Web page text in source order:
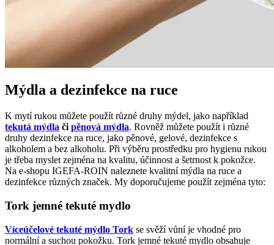
Mýdla a dezinfekce na ruce
K mytí rukou můžete použít různé druhy mýdel, jako například
tekutá mýdla či pěnová mýdla. Rovněž můžete použít i různé
druhy dezinfekce na ruce, jako pěnové, gelové, dezinfekce s
alkoholem a bez alkoholu. Při výběru prostředku pro hygienu rukou
je třeba myslet zejména na kvalitu, účinnost a šetrnost k pokožce.
Na e-shopu IGEFA-ROIN naleznete kvalitní mýdla na ruce a
dezinfekce různých značek. My doporučujeme použít zejména tyto:
Tork jemné tekuté mydlo
Víceúčelové tekuté mýdlo Tork se svěží vůní je vhodné pro
normální a suchou pokožku. Tork jemné tekuté mydlo obsahuje